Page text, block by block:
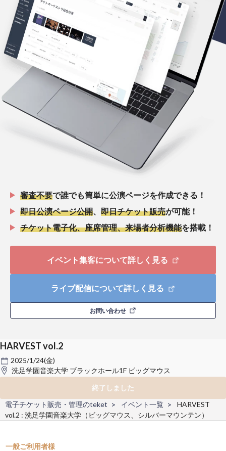
審査不要で誰でも簡単に公演ページを作成できる！
即日公演ページ公開
即日チケット販売が可能！
チケット電子化、座席管理、来場者分析機能を搭載！
イベント集客について詳しく見る
ライブ配信について詳しく見る
お問い合わせ
HARVEST vol.2
2025/1/24(金)
洗足学園音楽大学 ブラックホール1F ビッグマウス
終了しました
電子チケット販売・管理のteket
イベント一覧
HARVEST
vol.2 : 洗足学園音楽大学（ビッグマウス、シルバーマウンテン）
一般ご利用者様